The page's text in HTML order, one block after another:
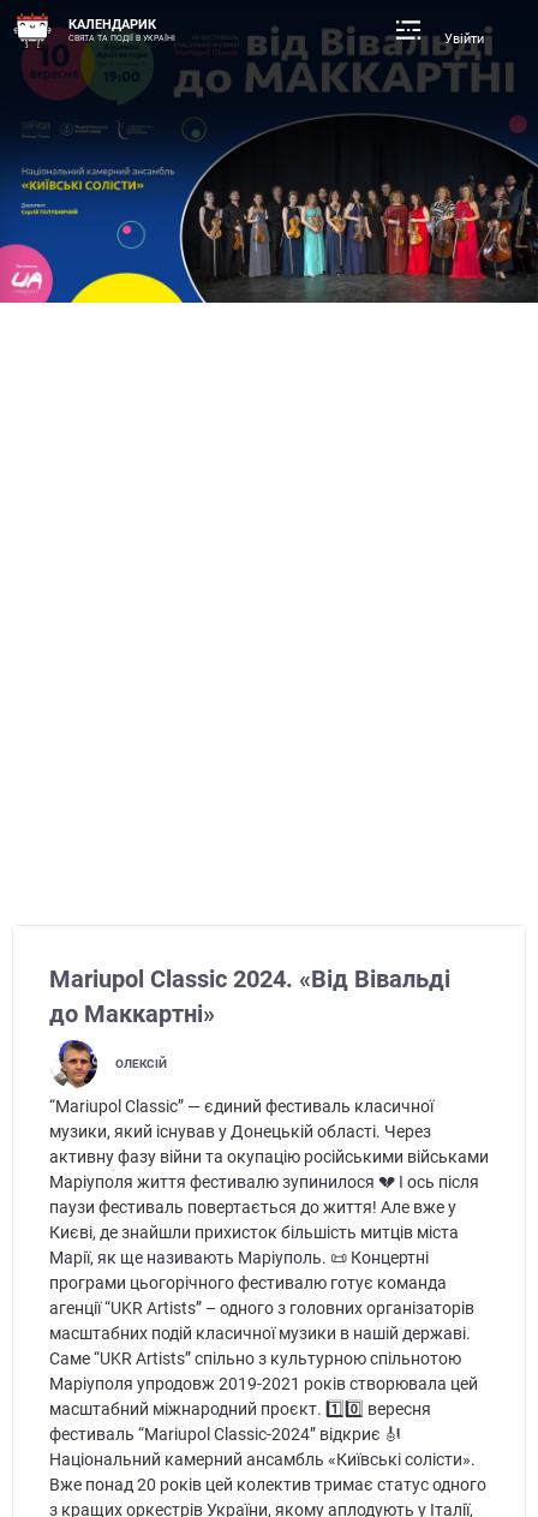
КАЛЕНДАРИК
СВЯТА ТА ПОДІЇ В УКРАЇНІ Увійти
Mariupol Classic 2024. «Від Вівальді
до Маккартні»
ОЛЕКСІЙ
“Mariupol Classic” — єдиний фестиваль класичної
музики, який існував у Донецькій області. Через
активну фазу війни та окупацію російськими військами
Маріуполя життя фестивалю зупинилося 💔 І ось після
паузи фестиваль повертається до життя! Але вже у
Києві, де знайшли прихисток більшість митців міста
Марії, як ще називають Маріуполь. 📜 Концертні
програми цьогорічного фестивалю готує команда
агенції “UKR Artists” – одного з головних організаторів
масштабних подій класичної музики в нашій державі.
Саме “UKR Artists” спільно з культурною спільнотою
Маріуполя упродовж 2019-2021 років створювала цей
масштабний міжнародний проєкт. 1️⃣0️⃣ вересня
фестиваль “Mariupol Classic-2024” відкриє 🎻
Національний камерний ансамбль «Київські солісти».
Вже понад 20 років цей колектив тримає статус одного
з кращих оркестрів України, якому аплодують у Італії,